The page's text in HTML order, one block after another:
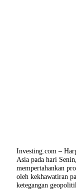
Investing.com –
Asia pada hari
mempertahankan
oleh kekhawatiran
ketegangan